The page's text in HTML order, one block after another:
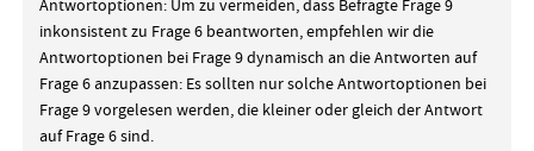
Antwortoptionen: Um zu vermeiden, dass Befragte Frage 9
inkonsistent zu Frage 6 beantworten, empfehlen wir die
Antwortoptionen bei Frage 9 dynamisch an die Antworten auf
Frage 6 anzupassen: Es sollten nur solche Antwortoptionen bei
Frage 9 vorgelesen werden, die kleiner oder gleich der Antwort
auf Frage 6 sind.